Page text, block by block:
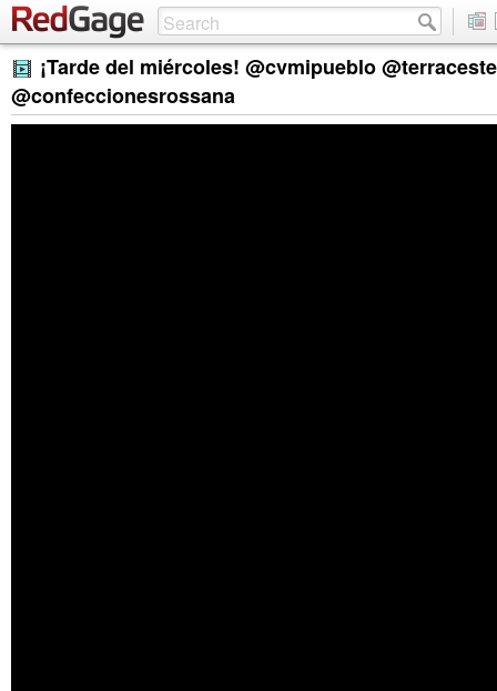
¡Tarde del miércoles! @cvmipueblo
@confeccionesrossana